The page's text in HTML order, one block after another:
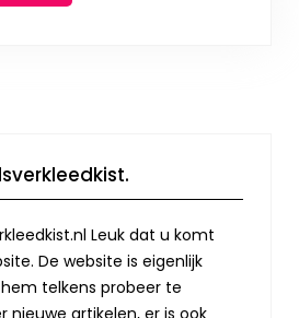
Leuk dat u komt
De website is eigenlijk
telkens probeer te
nieuwe artikelen, er is ook